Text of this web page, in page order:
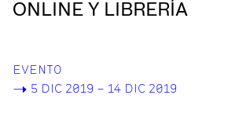
ONLINE Y LIBRERÍA
EVENTO
-> 5 DIC 2019 – 14 DIC 2019